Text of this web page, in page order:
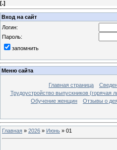
[.]
Вход на сайт
Логин:
Пароль:
запомнить
Меню сайта
Главная страница
Трудоустройство выпускников (горячая
Обучение женщин
Отзывы о
Главная » 2026 » Июнь » 01